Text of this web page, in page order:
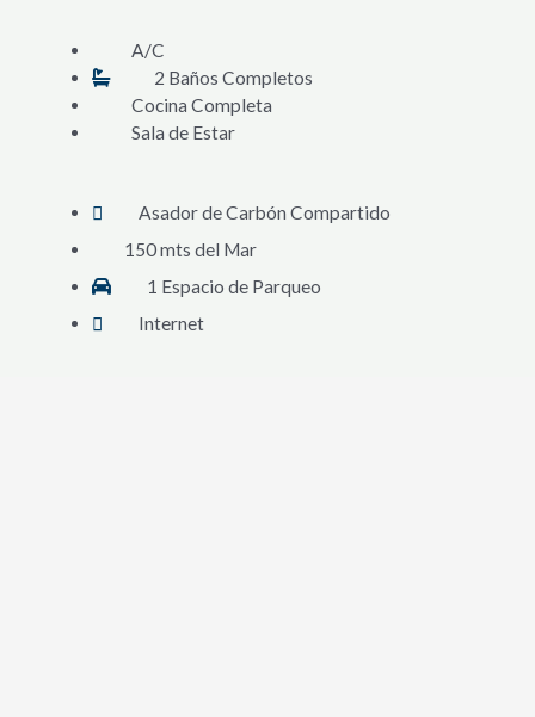
A/C
2 Baños Completos
Cocina Completa
Sala de Estar
Asador de Carbón Compartido
150 mts del Mar
1 Espacio de Parqueo
Internet